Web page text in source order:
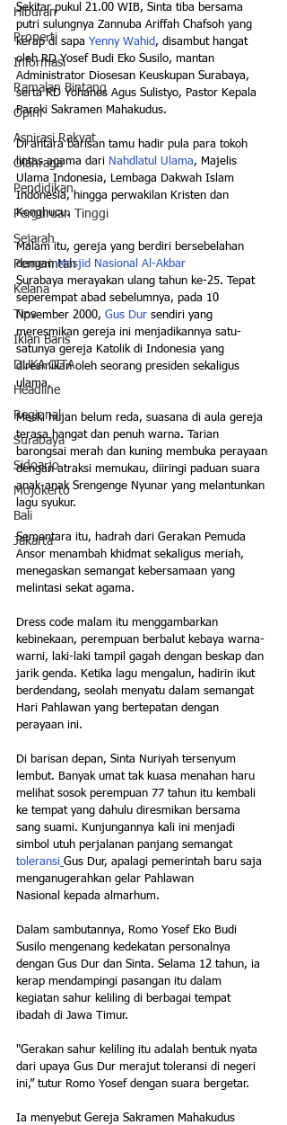
Hiburan
Properti
Informasi
Ramalan Bintang
Opini
Aspirasi Rakyat
Olahraga
Pendidikan
Perguruan Tinggi
Sejarah
Pemerintah
Kelana
Tips
Iklan Baris
DUKA CITA
Headline
Regional
Surabaya
Sidoarjo
Mojokerto
Bali
Jakarta
Sekitar pukul 21.00 WIB, Sinta tiba bersama
putri sulungnya Zannuba Ariffah Chafsoh yang
kerap di sapa Yenny Wahid, disambut hangat
oleh RD Yosef Budi Eko Susilo, mantan
Administrator Diosesan Keuskupan Surabaya,
serta RD Yohanes Agus Sulistyo, Pastor Kepala
Paroki Sakramen Mahakudus.
Di antara barisan tamu hadir pula para tokoh
lintas agama dari Nahdlatul Ulama, Majelis
Ulama Indonesia, Lembaga Dakwah Islam
Indonesia, hingga perwakilan Kristen dan
Konghucu.
Malam itu, gereja yang berdiri bersebelahan
dengan Masjid Nasional Al-Akbar
Surabaya merayakan ulang tahun ke-25. Tepat
seperempat abad sebelumnya, pada 10
November 2000, Gus Dur sendiri yang
meresmikan gereja ini menjadikannya satu-
satunya gereja Katolik di Indonesia yang
diresmikan oleh seorang presiden sekaligus
ulama.
Meski hujan belum reda, suasana di aula gereja
terasa hangat dan penuh warna. Tarian
barongsai merah dan kuning membuka perayaan
dengan atraksi memukau, diiringi paduan suara
anak-anak Srengenge Nyunar yang melantunkan
lagu syukur.
Sementara itu, hadrah dari Gerakan Pemuda
Ansor menambah khidmat sekaligus meriah,
menegaskan semangat kebersamaan yang
melintasi sekat agama.
Dress code malam itu menggambarkan
kebinekaan, perempuan berbalut kebaya warna-
warni, laki-laki tampil gagah dengan beskap dan
jarik genda. Ketika lagu mengalun, hadirin ikut
berdendang, seolah menyatu dalam semangat
Hari Pahlawan yang bertepatan dengan
perayaan ini.
Di barisan depan, Sinta Nuriyah tersenyum
lembut. Banyak umat tak kuasa menahan haru
melihat sosok perempuan 77 tahun itu kembali
ke tempat yang dahulu diresmikan bersama
sang suami. Kunjungannya kali ini menjadi
simbol utuh perjalanan panjang semangat
toleransi Gus Dur, apalagi pemerintah baru saja
menganugerahkan gelar Pahlawan
Nasional kepada almarhum.
Dalam sambutannya, Romo Yosef Eko Budi
Susilo mengenang kedekatan personalnya
dengan Gus Dur dan Sinta. Selama 12 tahun, ia
kerap mendampingi pasangan itu dalam
kegiatan sahur keliling di berbagai tempat
ibadah di Jawa Timur.
"Gerakan sahur keliling itu adalah bentuk nyata
dari upaya Gus Dur merajut toleransi di negeri
ini,” tutur Romo Yosef dengan suara bergetar.
Ia menyebut Gereja Sakramen Mahakudus